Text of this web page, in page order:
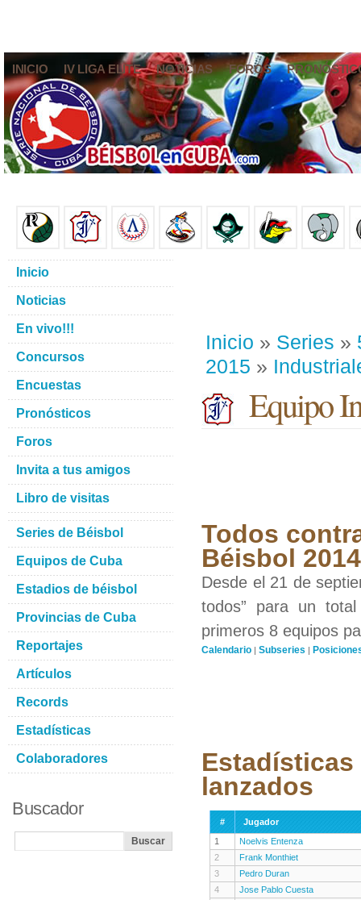
INICIO IV LIGA ELITE NOTICIAS FOROS
Inicio » Series »
2015 »
Equipo
Todos
Béisbol
Desde el 21 de
todos” para un
primeros 8 equipos
Calendario | Subseries |
lanzados
#
Jugador
1
Noelvis Entenza
2
Frank Monthiet
3
Pedro Duran
4
Jose Pablo Cuesta
Inicio
Noticias
En vivo!!!
Concursos
Encuestas
Pronósticos
Foros
Invita a tus amigos
Libro de visitas
Series de Béisbol
Equipos de Cuba
Estadios de béisbol
Provincias de Cuba
Reportajes
Artículos
Records
Estadísticas
Colaboradores
Buscador